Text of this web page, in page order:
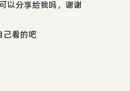
以分享给我吗，谢谢
己看的吧